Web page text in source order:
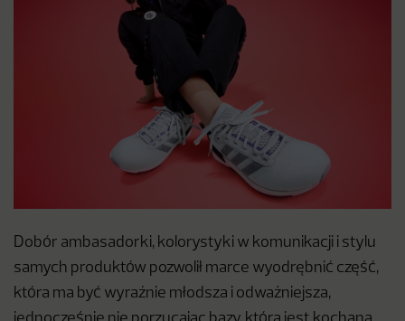
Dobór ambasadorki, kolorystyki w komunikacji i stylu
samych produktów pozwolił marce wyodrębnić część,
która ma być wyraźnie młodsza i odważniejsza,